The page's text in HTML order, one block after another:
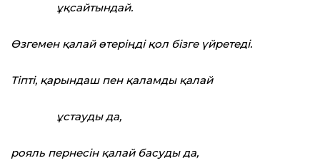
ұқсайтындай.
Өзгемен қалай өтеріңді қол бізге үйретеді.
Тіпті, қарындаш пен қаламды қалай
ұстауды да,
рояль пернесін қалай басуды да,